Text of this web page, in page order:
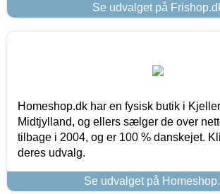
Se udvalget på
Homeshop.dk har en fysisk butik i
Midtjylland, og ellers sælger de over
tilbage i 2004, og er 100 % danskejet.
deres udvalg.
Se udvalget på